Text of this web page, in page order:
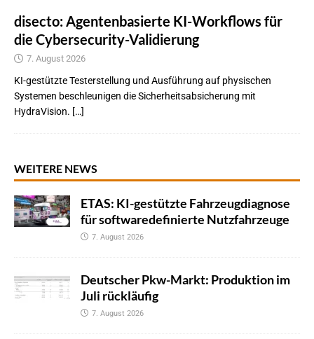
disecto: Agentenbasierte KI-Workflows für
die Cybersecurity-Validierung
7. August 2026
KI-gestützte Testerstellung und Ausführung auf physischen
Systemen beschleunigen die Sicherheitsabsicherung mit
HydraVision. […]
WEITERE NEWS
ETAS: KI-gestützte Fahrzeugdiagnose
für softwaredefinierte Nutzfahrzeuge
7. August 2026
Deutscher Pkw-Markt: Produktion im
Juli rückläufig
7. August 2026